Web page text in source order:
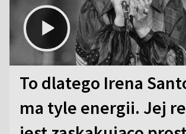
To dlatego Irena
ma tyle energii. Jej